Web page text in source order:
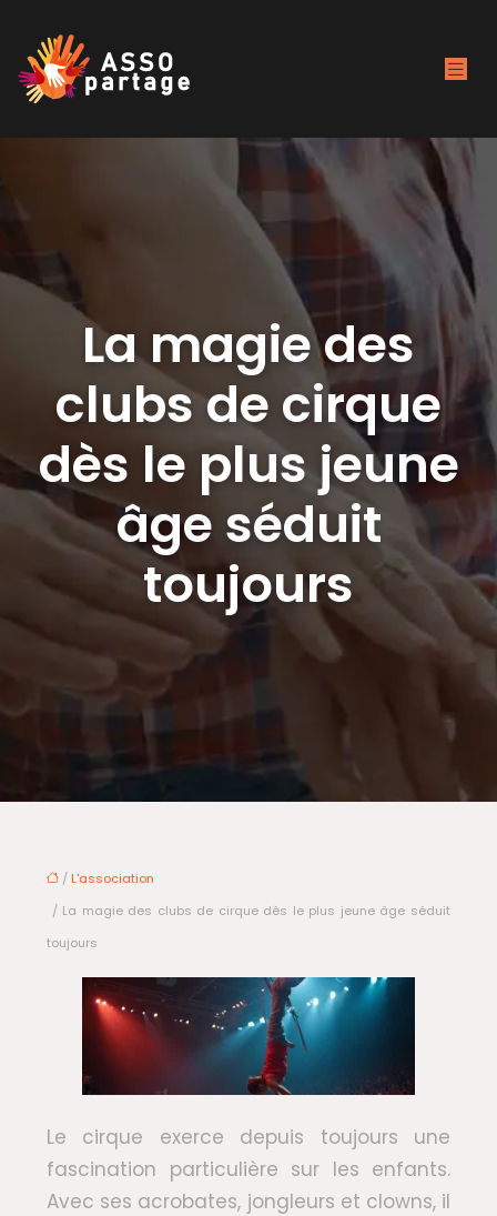
La magie des
clubs de cirque
dès le plus jeune
âge séduit
toujours
/ L'association
/ La magie des clubs de cirque dès le plus jeune âge séduit
toujours
Le cirque exerce depuis toujours une
fascination particulière sur les enfants.
Avec ses acrobates, jongleurs et clowns, il